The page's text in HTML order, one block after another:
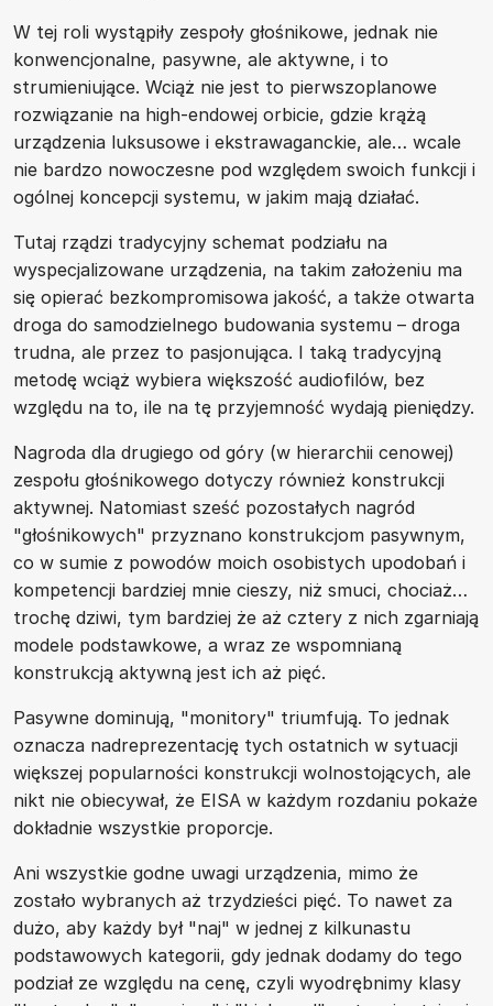
W tej roli wystąpiły zespoły głośnikowe, jednak nie
konwencjonalne, pasywne, ale aktywne, i to
strumieniujące. Wciąż nie jest to pierwszoplanowe
rozwiązanie na high-endowej orbicie, gdzie krążą
urządzenia luksusowe i ekstrawaganckie, ale… wcale
nie bardzo nowoczesne pod względem swoich funkcji i
ogólnej koncepcji systemu, w jakim mają działać.
Tutaj rządzi tradycyjny schemat podziału na
wyspecjalizowane urządzenia, na takim założeniu ma
się opierać bezkompromisowa jakość, a także otwarta
droga do samodzielnego budowania systemu – droga
trudna, ale przez to pasjonująca. I taką tradycyjną
metodę wciąż wybiera większość audiofilów, bez
względu na to, ile na tę przyjemność wydają pieniędzy.
Nagroda dla drugiego od góry (w hierarchii cenowej)
zespołu głośnikowego dotyczy również konstrukcji
aktywnej. Natomiast sześć pozostałych nagród
"głośnikowych" przyznano konstrukcjom pasywnym,
co w sumie z powodów moich osobistych upodobań i
kompetencji bardziej mnie cieszy, niż smuci, chociaż…
trochę dziwi, tym bardziej że aż cztery z nich zgarniają
modele podstawkowe, a wraz ze wspomnianą
konstrukcją aktywną jest ich aż pięć.
Pasywne dominują, "monitory" triumfują. To jednak
oznacza nadreprezentację tych ostatnich w sytuacji
większej popularności konstrukcji wolnostojących, ale
nikt nie obiecywał, że EISA w każdym rozdaniu pokaże
dokładnie wszystkie proporcje.
Ani wszystkie godne uwagi urządzenia, mimo że
zostało wybranych aż trzydzieści pięć. To nawet za
dużo, aby każdy był "naj" w jednej z kilkunastu
podstawowych kategorii, gdy jednak dodamy do tego
podział ze względu na cenę, czyli wyodrębnimy klasy